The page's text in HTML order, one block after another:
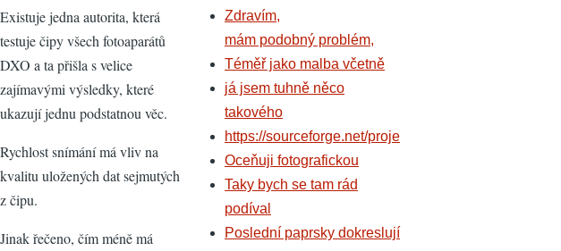
Existuje jedna autorita, která
testuje čipy všech fotoaparátů
DXO a ta přišla s velice
zajímavými výsledky, které
ukazují jednu podstatnou věc.
Rychlost snímání má vliv na
kvalitu uložených dat sejmutých
z čipu.
Jinak řečeno, čím méně má
Zdravím,
mám podobný problém,
Téměř jako malba včetně
já jsem tuhně něco
takového
https://sourceforge.net/proje
Oceňuji fotografickou
Taky bych se tam rád
podíval
Poslední paprsky dokreslují